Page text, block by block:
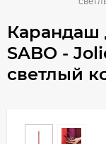
Карандаш
SABO -
светлый